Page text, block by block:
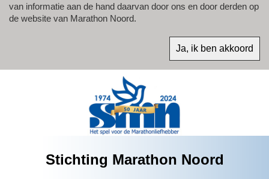
van informatie aan de hand daarvan door ons en door derden op
de website van Marathon Noord.
Stichting Marathon Noord